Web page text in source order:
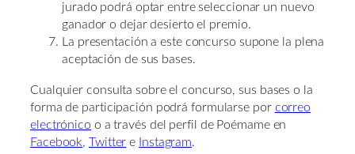
jurado podrá optar entre seleccionar un nuevo
ganador o dejar desierto el premio.
La presentación a este concurso supone la plena
aceptación de sus bases.
Cualquier consulta sobre el concurso, sus bases o la
forma de participación podrá formularse por correo
electrónico o a través del perfil de Poémame en
Facebook,Twitter e Instagram.